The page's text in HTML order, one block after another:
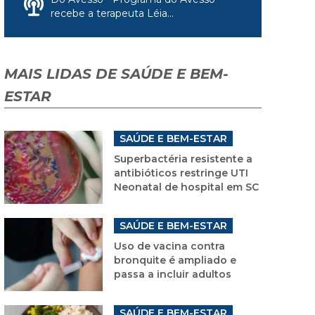
recebe a terapeuta Léia...
MAIS LIDAS DE SAÚDE E BEM-
ESTAR
SAÚDE E BEM-ESTAR
Superbactéria resistente a
antibióticos restringe UTI
Neonatal de hospital em SC
SAÚDE E BEM-ESTAR
Uso de vacina contra
bronquite é ampliado e
passa a incluir adultos